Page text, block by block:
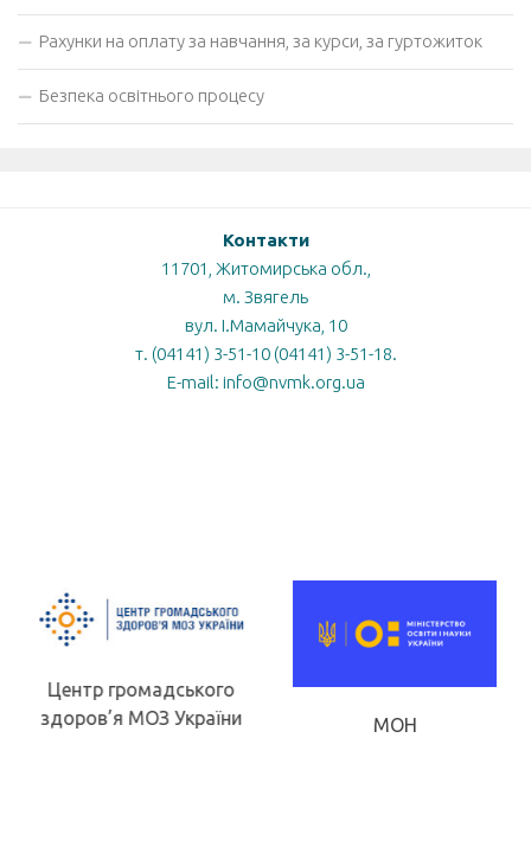
Рахунки на оплату за навчання, за курси, за гуртожиток
Безпека освітнього процесу
Контакти
11701, Житомирська обл.,
м. Звягель
вул. І.Мамайчука, 10
т. (04141) 3-51-10 (04141) 3-51-18.
E-mail: info@nvmk.org.ua
Центр громадського
здоров’я МОЗ України
МОН